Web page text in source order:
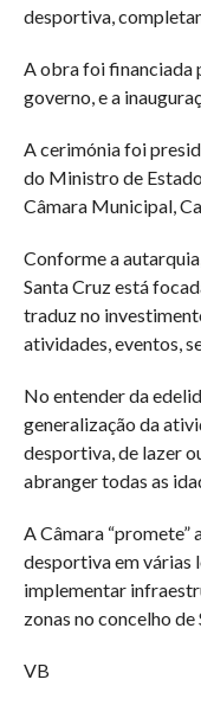
desportiva,
A obra foi financiada
governo, e a
A cerimónia foi
do Ministro de
Câmara Municipal,
Conforme a
Santa Cruz está
traduz no
atividades, eventos,
No entender da
generalização da
desportiva, de lazer
abranger todas as
A Câmara “promete”
desportiva em várias
implementar
zonas no concelho de
VB